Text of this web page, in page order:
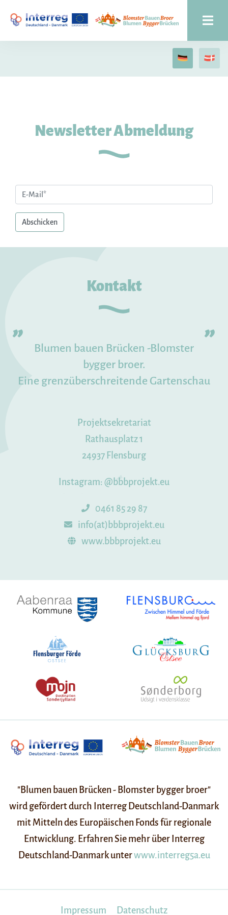
Newsletter Abmeldung
Kontakt
Blumen bauen Brücken -Blomster
bygger broer.
Eine grenzüberschreitende Gartenschau
Projektsekretariat
Rathausplatz 1
24937 Flensburg
Instagram: @bbbprojekt.eu
0461 85 29 87
info(at)bbbprojekt.eu
www.bbbprojekt.eu
"Blumen bauen Brücken - Blomster bygger broer"
wird gefördert durch Interreg Deutschland-Danmark
mit Mitteln des Europäischen Fonds für regionale
Entwicklung. Erfahren Sie mehr über Interreg
Deutschland-Danmark unterwww.interreg5a.eu
Impressum Datenschutz